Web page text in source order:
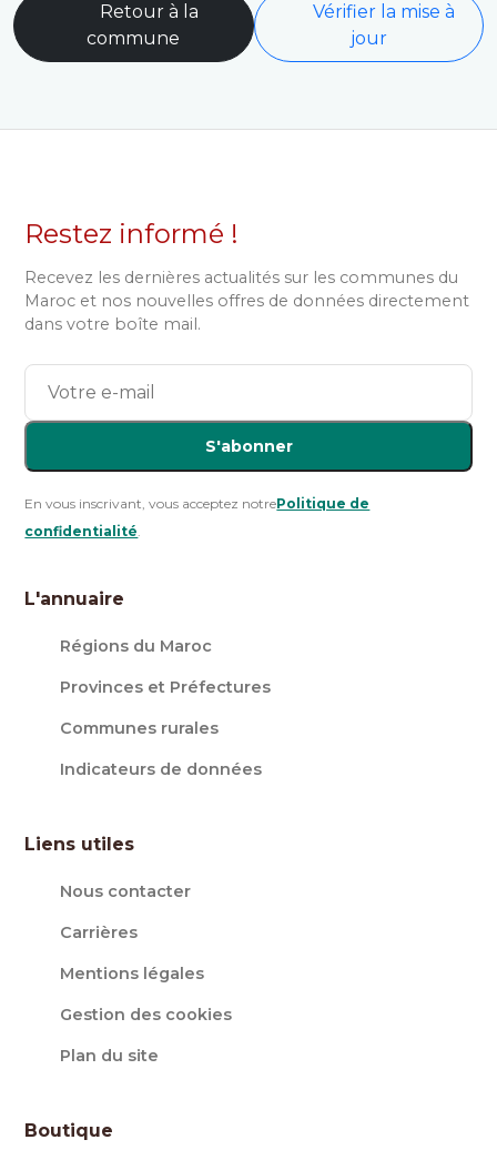
Retour à la
commune
Vérifier la mise à
jour
Restez informé !
Recevez les dernières actualités sur les communes du
Maroc et nos nouvelles offres de données directement
dans votre boîte mail.
S'abonner
En vous inscrivant, vous acceptez notrePolitique de
confidentialité.
L'annuaire
Régions du Maroc
Provinces et Préfectures
Communes rurales
Indicateurs de données
Liens utiles
Nous contacter
Carrières
Mentions légales
Gestion des cookies
Plan du site
Boutique